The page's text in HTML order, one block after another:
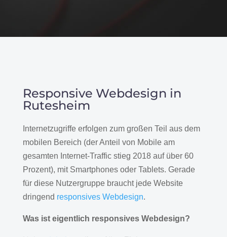
Responsive Webdesign in
Rutesheim
Internetzugriffe erfolgen zum großen Teil aus dem
mobilen Bereich (der Anteil von Mobile am
gesamten Internet-Traffic stieg 2018 auf über 60
Prozent), mit Smartphones oder Tablets. Gerade
für diese Nutzergruppe braucht jede Website
dringend responsives Webdesign.
Was ist eigentlich responsives Webdesign?